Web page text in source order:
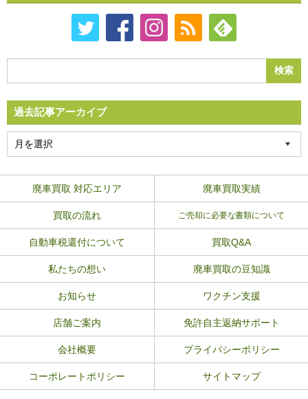
過去記事アーカイブ
廃車買取 対応エリア 廃車買取実績
買取の流れ ご売却に必要な書類について
自動車税還付について 買取Q&A
私たちの想い 廃車買取の豆知識
お知らせ ワクチン支援
店舗ご案内 免許自主返納サポート
会社概要 プライバシーポリシー
コーポレートポリシー サイトマップ